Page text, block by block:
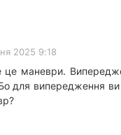
2025 9:18
це маневри.
для випередження